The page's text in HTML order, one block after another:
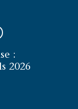
:
2026